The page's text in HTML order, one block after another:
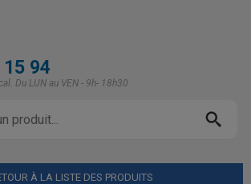
94
Du LUN au VEN - 9h- 18h30
À LA LISTE DES PRODUITS